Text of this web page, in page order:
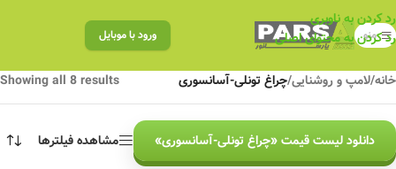
رد کردن به ناوبری
رد کردن به محتوای اصلی
منو ورود با موبایل
خانه/لامپ و روشنایی/چراغ تونلی-آسانسوری Showing all 8 results
دانلود لیست قیمت «چراغ تونلی-آسانسوری» مشاهده فیلترها